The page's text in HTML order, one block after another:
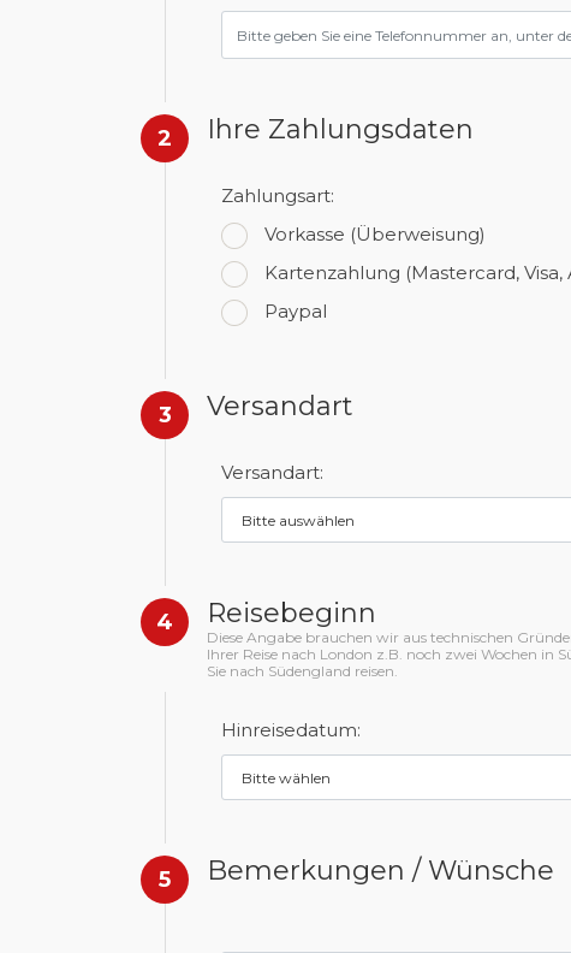
2 Ihre Zahlungsdaten
Zahlungsart:
Vorkasse (Überweisung)
Kartenzahlung (Mastercard,
Paypal
3 Versandart
Versandart:
4 Reisebeginn
Diese Angabe brauchen wir aus technischen
Ihrer Reise nach London z.B. noch zwei Wochen in
Sie nach Südengland reisen.
Hinreisedatum:
5 Bemerkungen / Wünsche